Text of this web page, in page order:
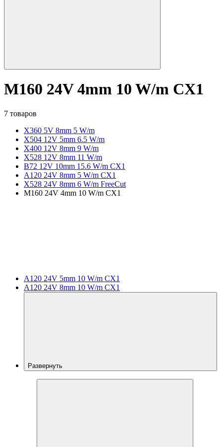
M160 24V 4mm 10 W/m CX1
7 товаров
X360 5V 8mm 5 W/m
X504 12V 5mm 6.5 W/m
X400 12V 8mm 9 W/m
X528 12V 8mm 11 W/m
B72 12V 10mm 15.6 W/m CX1
A120 24V 8mm 5 W/m CX1
X528 24V 8mm 6 W/m FreeCut
M160 24V 4mm 10 W/m CX1
A120 24V 5mm 10 W/m CX1
A120 24V 8mm 10 W/m CX1
Развернуть